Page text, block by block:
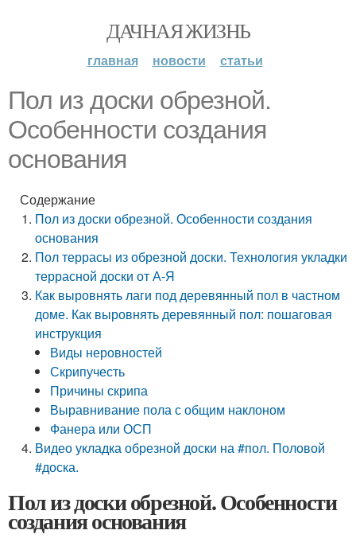
ДАЧНАЯ ЖИЗНЬ
главная новости статьи
Пол из доски обрезной.
Особенности создания
основания
Содержание
Пол из доски обрезной. Особенности создания
основания
Пол террасы из обрезной доски. Технология укладки
террасной доски от А-Я
Как выровнять лаги под деревянный пол в частном
доме. Как выровнять деревянный пол: пошаговая
инструкция
Виды неровностей
Скрипучесть
Причины скрипа
Выравнивание пола с общим наклоном
Фанера или ОСП
Видео укладка обрезной доски на #пол. Половой
#доска.
Пол из доски обрезной. Особенности
создания основания